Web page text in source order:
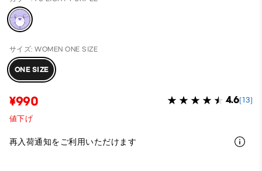
サイズ: WOMEN ONE SIZE
ONE SIZE
¥990 4.6(13)
値下げ
再入荷通知をご利用いただけます